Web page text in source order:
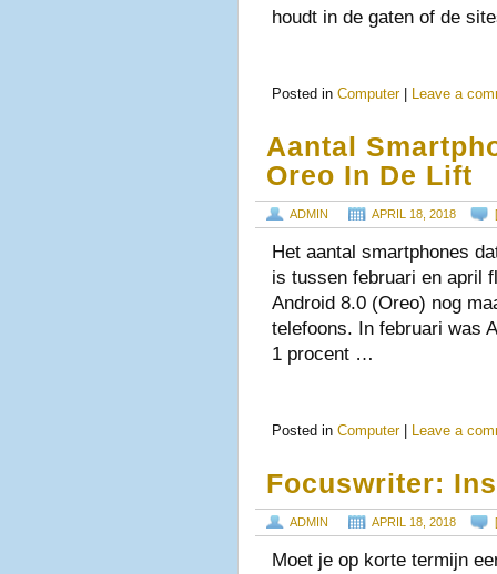
houdt in de gaten of de
Posted in Computer Leave a
Aantal
Oreo In De Lift
ADMIN APRIL 18, 2018
Het aantal smartphones
is tussen februari en april
Android 8.0 (Oreo) nog
telefoons. In februari was
1 procent …
Posted in Computer Leave a
Focuswriter:
ADMIN APRIL 18, 2018
Moet je op korte termijn